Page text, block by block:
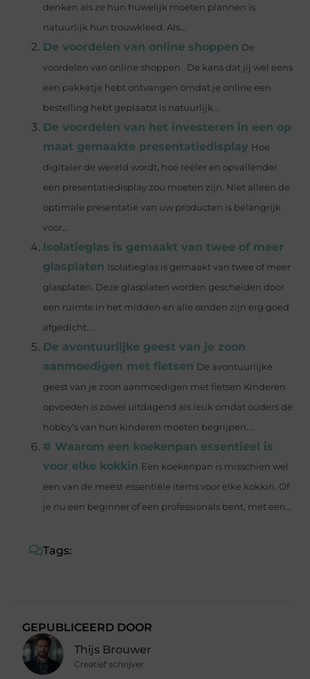
denken als ze hun huwelijk moeten plannen is
natuurlijk hun trouwkleed. Als...
De voordelen van online shoppen De
voordelen van online shoppen De kans dat jij wel eens
een pakketje hebt ontvangen omdat je online een
bestelling hebt geplaatst is natuurlijk...
De voordelen van het investeren in een op
maat gemaakte presentatiedisplay Hoe
digitaler de wereld wordt, hoe reëler en opvallender
een presentatiedisplay zou moeten zijn. Niet alleen de
optimale presentatie van uw producten is belangrijk
voor...
Isolatieglas is gemaakt van twee of meer
glasplaten Isolatieglas is gemaakt van twee of meer
glasplaten. Deze glasplaten worden gescheiden door
een ruimte in het midden en alle randen zijn erg goed
afgedicht....
De avontuurlijke geest van je zoon
aanmoedigen met fietsen De avontuurlijke
geest van je zoon aanmoedigen met fietsen Kinderen
opvoeden is zowel uitdagend als leuk omdat ouders de
hobby’s van hun kinderen moeten begrijpen....
# Waarom een koekenpan essentieel is
voor elke kokkin Een koekenpan is misschien wel
een van de meest essentiële items voor elke kokkin. Of
je nu een beginner of een professionals bent, met een...
Tags:
GEPUBLICEERD DOOR
Thijs Brouwer
Creatief schrijver